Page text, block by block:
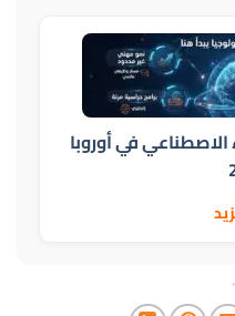
في أوروبا